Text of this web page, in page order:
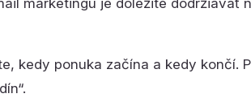
marketingu je dôležité dodržiavať
kedy ponuka začína a kedy končí.